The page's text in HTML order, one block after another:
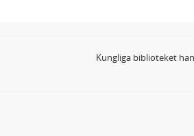
Kungliga biblioteket